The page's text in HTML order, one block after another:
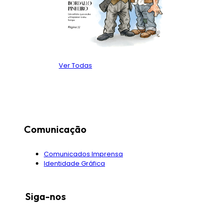
Ver Todas
Comunicação
Comunicados Imprensa
Identidade Gráfica
Siga-nos